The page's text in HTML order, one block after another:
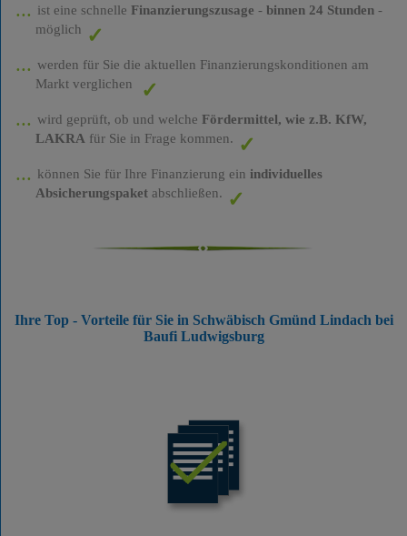
ist eine schnelle Finanzierungszusage - binnen 24 Stunden-
möglich
werden für Sie die aktuellen Finanzierungskonditionen am
Markt verglichen
wird geprüft, ob und welche Fördermittel, wie z.B. KfW,
LAKRA für Sie in Frage kommen.
können Sie für Ihre Finanzierung ein individuelles
Absicherungspaketabschließen.
Ihre Top - Vorteile für Sie in Schwäbisch Gmünd Lindach bei
Baufi Ludwigsburg